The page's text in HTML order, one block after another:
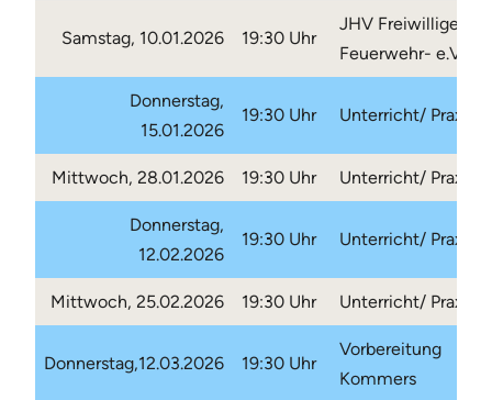
Samstag, 10.01.2026 19:30 Uhr
JHV Freiwillige
Feuerwehr- e.V.
Donnerstag,
15.01.2026
19:30 Uhr Unterricht/ Praxis
Mittwoch, 28.01.2026 19:30 Uhr Unterricht/ Praxis
Donnerstag,
12.02.2026
19:30 Uhr Unterricht/ Praxis
Mittwoch, 25.02.2026 19:30 Uhr Unterricht/ Praxis
Donnerstag,12.03.2026 19:30 Uhr
Vorbereitung
Kommers